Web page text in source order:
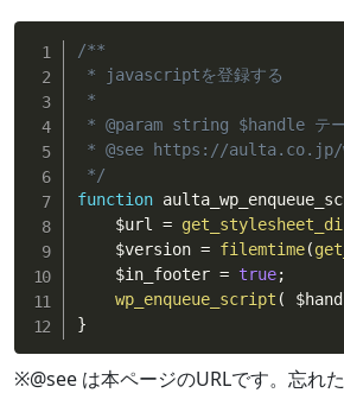
/**
* javascriptを登録する
*
* @param string $handle テー
* @see https://aulta.co.jp/
*/
function
$url
=
$version = filemtime(
$in_footer = true;
wp_enqueue_script (
}
※@see は本ページのURLです。忘れ